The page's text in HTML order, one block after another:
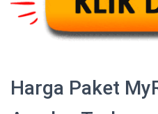
Harga Paket